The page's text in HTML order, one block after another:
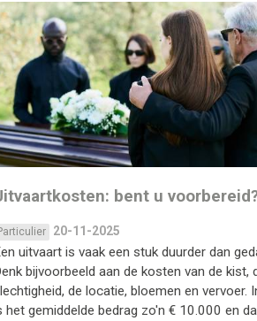
bent u
20-11-2025
uitvaart is vaak een stuk duurder dan
bijvoorbeeld aan de kosten van de kist,
de locatie, bloemen en vervoer.
het gemiddelde bedrag zo'n € 10.000 en